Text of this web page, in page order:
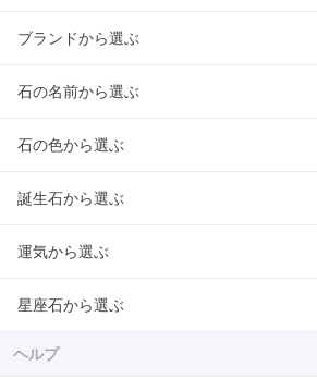
ブランドから選ぶ
石の名前から選ぶ
石の色から選ぶ
誕生石から選ぶ
運気から選ぶ
星座石から選ぶ
ヘルプ